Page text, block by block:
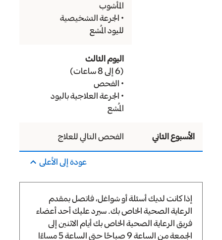
المأشوب
• الجرعة التشخيصية
لليود المُشع
اليوم الثالث
(6 إلى 8 ساعات)
• الفحص
• الجرعة العلاجية باليود
المُشع
الأسبوع الثاني الفحص التالي للعلاج
عودة إلى الأعلى
إذا كانت لديك أسئلة أو شواغل، فاتصل بمقدم
الرعاية الصحية الخاص بك. سيرد عليك أحد أعضاء
فريق الرعاية الصحية الخاص بك أيام الاثنين إلى
الجمعة من الساعة 9 صباحًا حتى الساعة5 مساءًا